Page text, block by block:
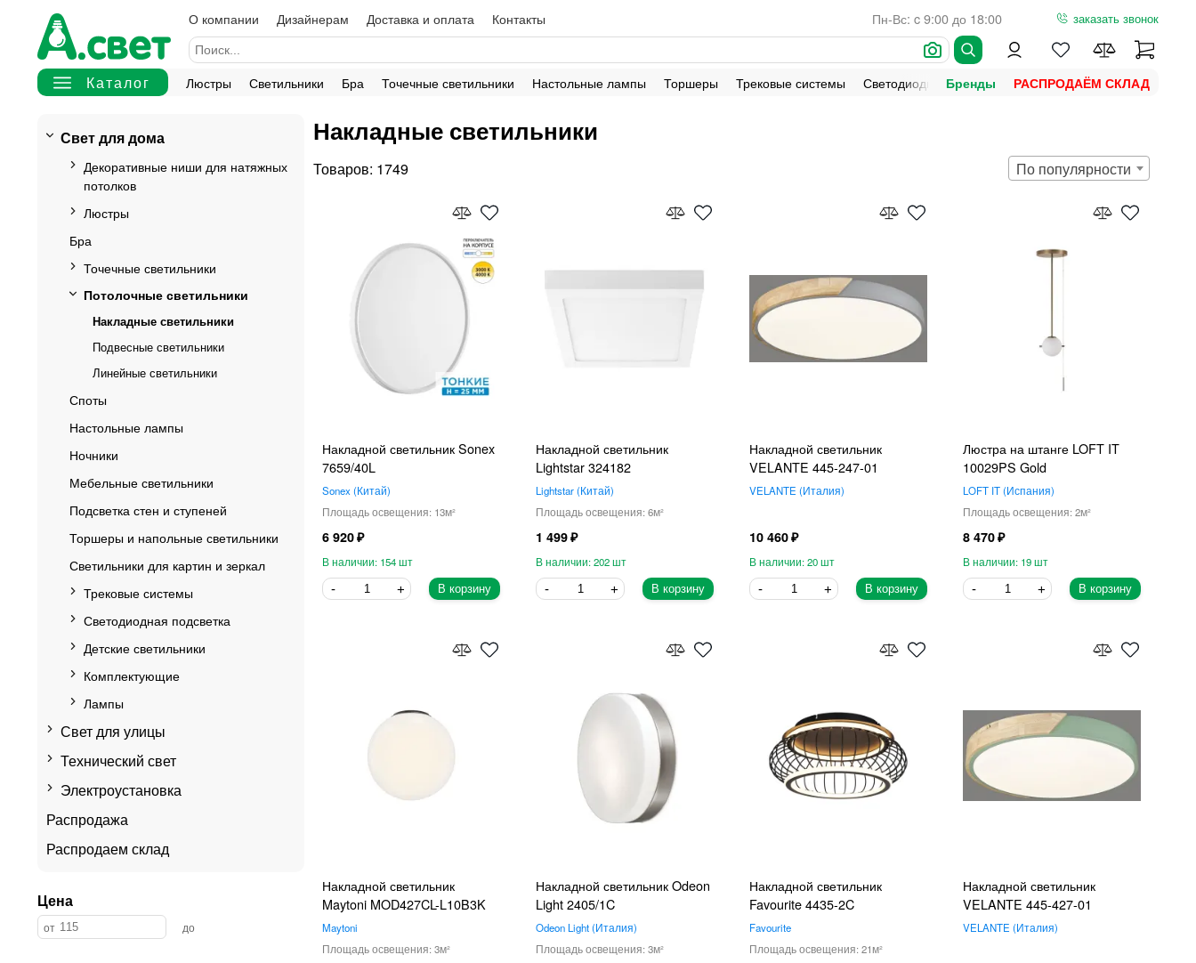
О компании Дизайнерам Доставка и оплата Контакты Пн-Вс: c 9:00 до 18:00 заказать звонок
Люстры Светильники Бра Точечные светильники Настольные лампы Торшеры Трековые системы Светодиодная подсветка Уличное освещение
Бренды РАСПРОДАЁМ СКЛАД
Свет для дома
Декоративные ниши для натяжных
потолков
Люстры
Бра
Точечные светильники
Потолочные светильники
Накладные светильники
Подвесные светильники
Линейные светильники
Споты
Настольные лампы
Ночники
Мебельные светильники
Подсветка стен и ступеней
Торшеры и напольные светильники
Светильники для картин и зеркал
Трековые системы
Светодиодная подсветка
Детские светильники
Комплектующие
Лампы
Свет для улицы
Технический свет
Электроустановка
Распродажа
Распродаем склад
Цена
Накладные светильники
1749 По популярности
Накладной светильник Sonex
7659/40L
Sonex Китай
13
6 920
154
В корзину
Накладной светильник
Lightstar 324182
Lightstar Китай
6
1 499
202
В корзину
Накладной светильник
VELANTE 445-247-01
VELANTE Италия
10 460
20
В корзину
Люстра на штанге LOFT IT
10029PS Gold
LOFT IT Испания
2
8 470
19
В корзину
Накладной светильник
Maytoni MOD427CL-L10B3K
Maytoni
3
Накладной светильник Odeon
Light 2405/1C
Odeon Light Италия
3
Накладной светильник
Favourite 4435-2C
Favourite
21
Накладной светильник
VELANTE 445-427-01
VELANTE Италия